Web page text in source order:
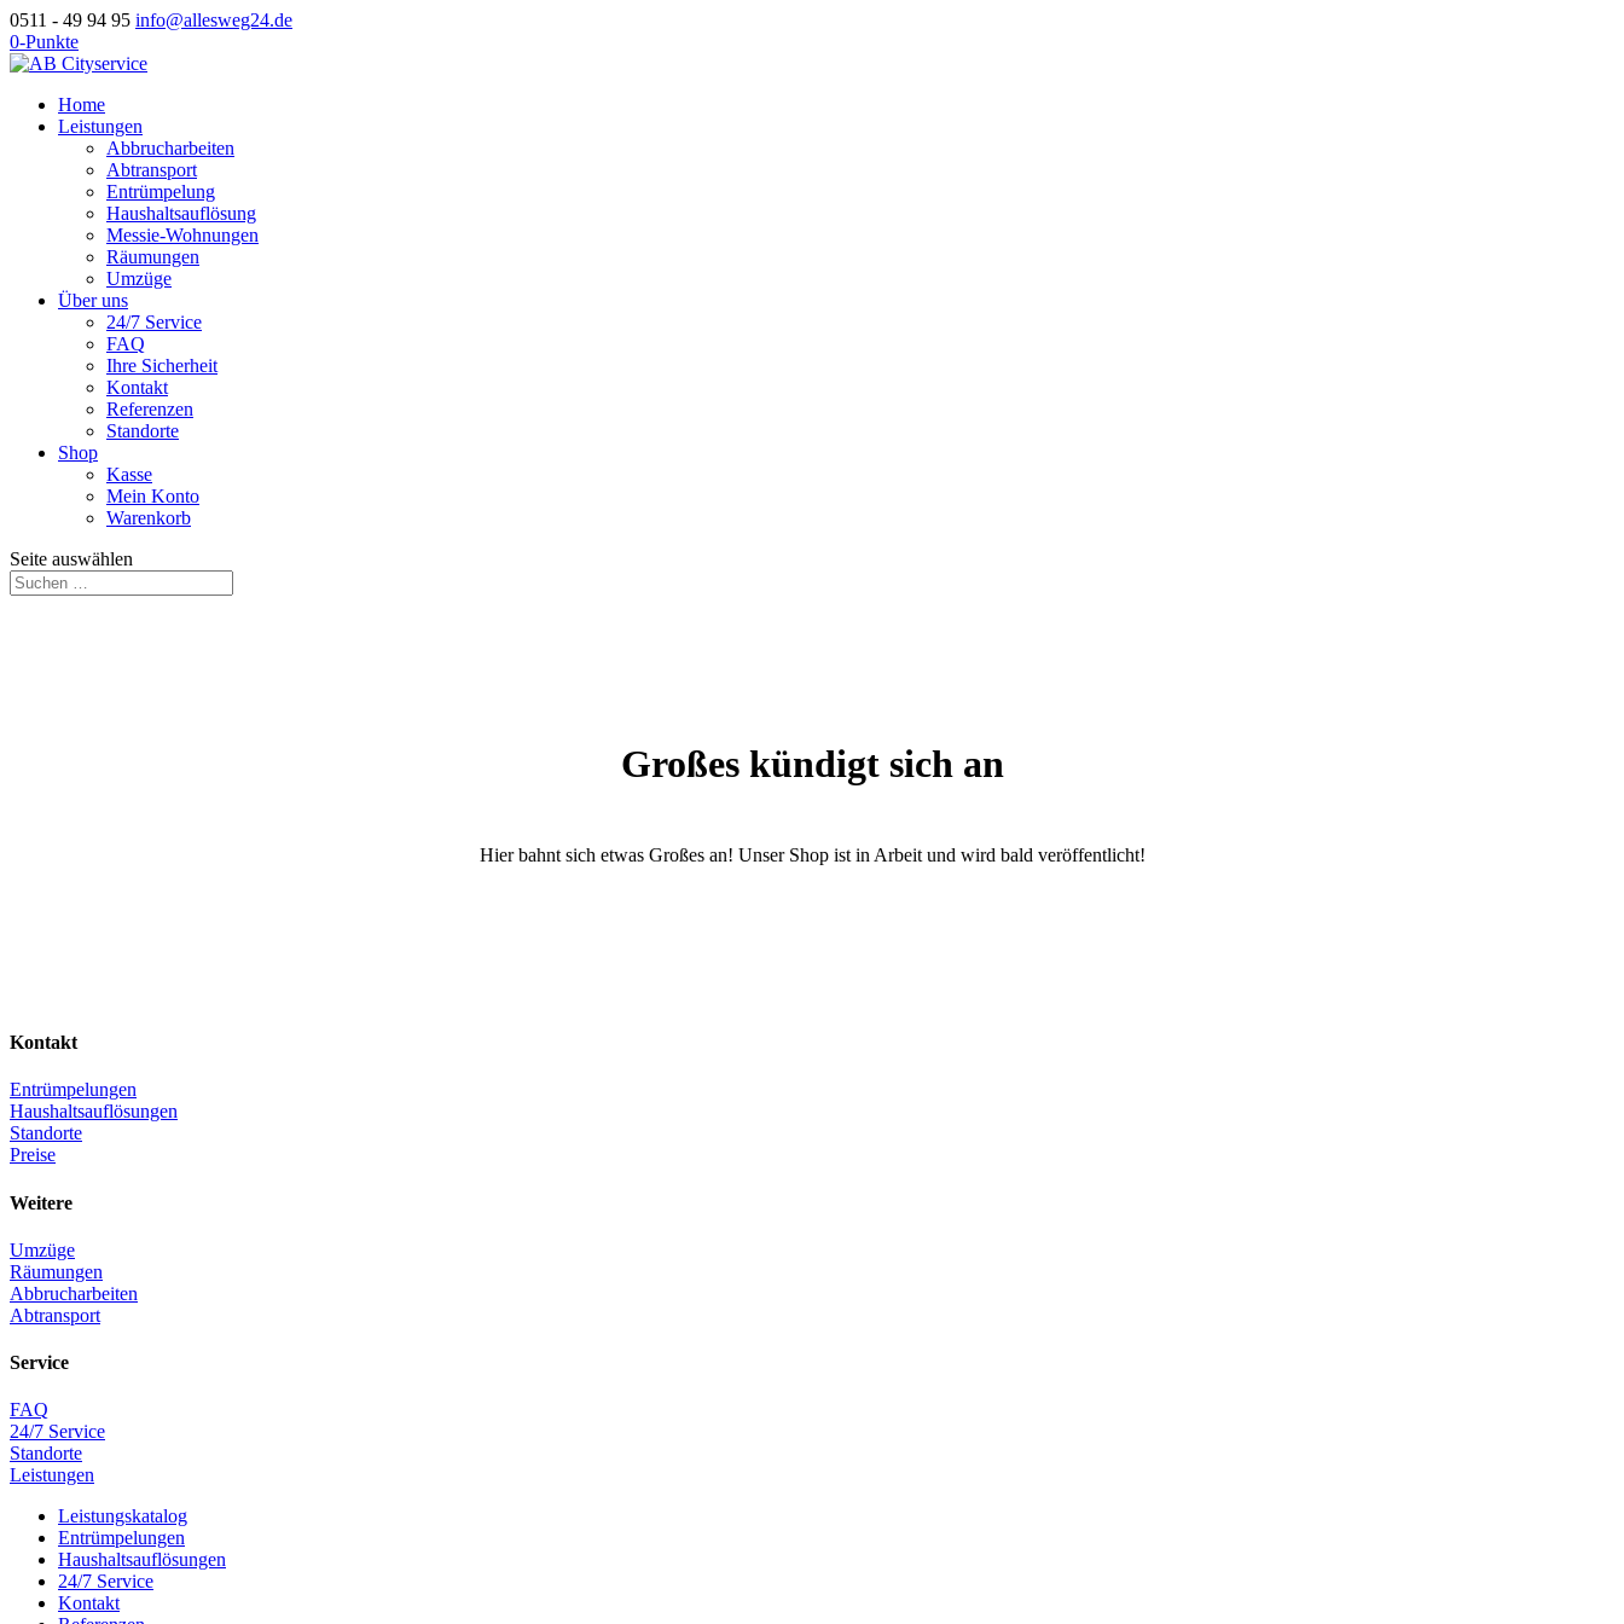
0511 - 49 94 95 info@allesweg24.de
0-Punkte
Home
Leistungen
Abbrucharbeiten
Abtransport
Entrümpelung
Haushaltsauflösung
Messie-Wohnungen
Räumungen
Umzüge
Über uns
24/7 Service
FAQ
Ihre Sicherheit
Kontakt
Referenzen
Standorte
Shop
Kasse
Mein Konto
Warenkorb
Seite auswählen
Großes kündigt sich an
Hier bahnt sich etwas Großes an! Unser Shop ist in Arbeit und wird bald veröffentlicht!
Kontakt
Entrümpelungen
Haushaltsauflösungen
Standorte
Preise
Weitere
Umzüge
Räumungen
Abbrucharbeiten
Abtransport
Service
FAQ
24/7 Service
Standorte
Leistungen
Leistungskatalog
Entrümpelungen
Haushaltsauflösungen
24/7 Service
Kontakt